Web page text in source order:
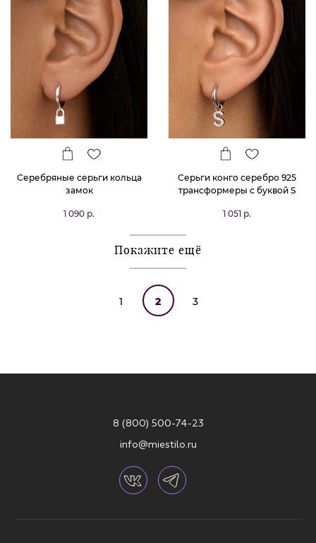
Серебряные серьги кольца
замок
1 090 р.
Серьги конго серебро 925
трансформеры с буквой S
1 051 р.
Покажите ещё
1 2 3
8 (800) 500-74-23
info@miestilo.ru